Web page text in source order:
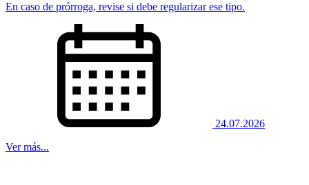
En caso de prórroga, revise si debe regularizar ese tipo.
24.07.2026
Ver más...